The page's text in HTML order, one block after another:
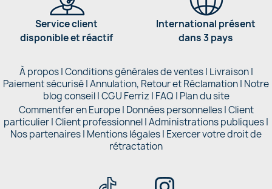
Service client
disponible et réactif
International présent
dans 3 pays
À propos|Conditions générales de ventes| Livraison|
Paiement sécurisé|Annulation, Retour et Réclamation| Notre
blog conseil|CGU Ferriz | FAQ | Plan du site
Commentfer en Europe| Données personnelles|Client
particulier|Client professionnel|Administrations publiques|
Nos partenaires | Mentions légales| Exercer votre droit de
rétractation